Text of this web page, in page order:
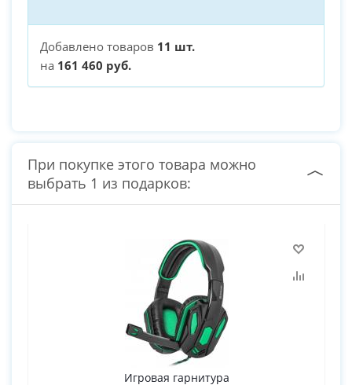
Добавлено товаров 11 шт.
на 161 460 руб.
При покупке этого товара можно
выбрать 1 из подарков:
Игровая гарнитура